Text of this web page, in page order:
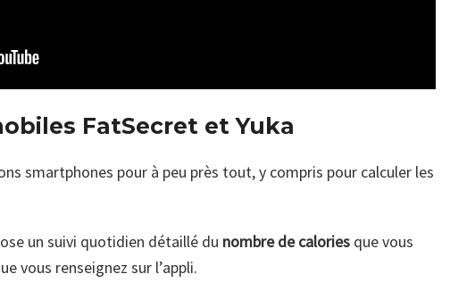
FatSecret et Yuka
smartphones pour à peu près tout, y compris pour calculer les
un suivi quotidien détaillé du nombre de calories que vous
vous renseignez sur l’appli.